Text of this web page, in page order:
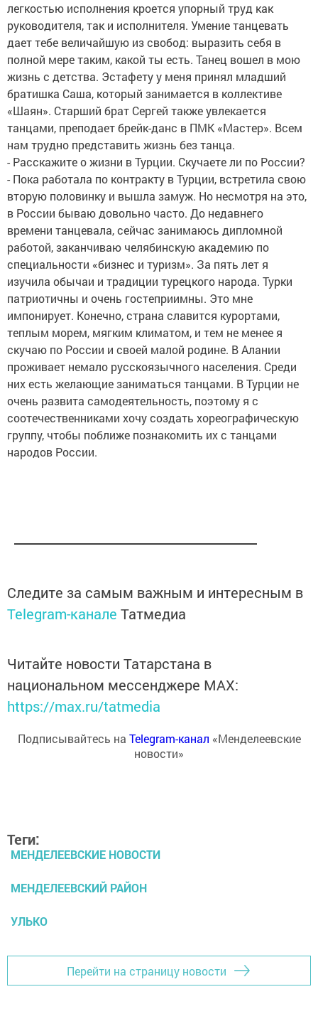
легкостью исполнения кроется упорный труд как
руководителя, так и исполнителя. Умение танцевать
дает тебе величайшую из свобод: выразить себя в
полной мере таким, какой ты есть. Танец вошел в мою
жизнь с детства. Эстафету у меня принял младший
братишка Саша, который занимается в коллективе
«Шаян». Старший брат Сергей также увлекается
танцами, преподает брейк-данс в ПМК «Мастер». Всем
нам трудно представить жизнь без танца.
- Расскажите о жизни в Турции. Скучаете ли по России?
- Пока работала по контракту в Турции, встретила свою
вторую половинку и вышла замуж. Но несмотря на это,
в России бываю довольно часто. До недавнего
времени танцевала, сейчас занимаюсь дипломной
работой, заканчиваю челябинскую академию по
специальности «бизнес и туризм». За пять лет я
изучила обычаи и традиции турецкого народа. Турки
патриотичны и очень гостеприимны. Это мне
импонирует. Конечно, страна славится курортами,
теплым морем, мягким климатом, и тем не менее я
скучаю по России и своей малой родине. В Алании
проживает немало русскоязычного населения. Среди
них есть желающие заниматься танцами. В Турции не
очень развита самодеятельность, поэтому я с
соотечественниками хочу создать хореографическую
группу, чтобы поближе познакомить их с танцами
народов России.
Следите за самым важным и интересным в
Telegram-канале Татмедиа
Читайте новости Татарстана в
национальном мессенджере MАХ:
https://max.ru/tatmedia
Подписывайтесь на Telegram-канал «Менделеевские
новости»
Теги:
МЕНДЕЛЕЕВСКИЕ НОВОСТИ
МЕНДЕЛЕЕВСКИЙ РАЙОН
УЛЬКО
Перейти на страницу новости